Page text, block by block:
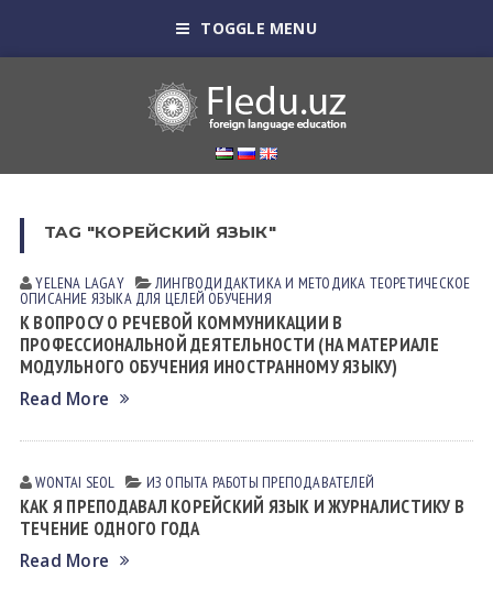
TOGGLE MENU
TAG "КОРЕЙСКИЙ ЯЗЫК"
YELENA LАGАY ЛИНГВОДИДАКТИКА И МЕТОДИКА ТЕОРЕТИЧЕСКОЕ
ОПИСАНИЕ ЯЗЫКА ДЛЯ ЦЕЛЕЙ ОБУЧЕНИЯ
К ВОПРОСУ О РЕЧЕВОЙ КОММУНИКАЦИИ В
ПРОФЕССИОНАЛЬНОЙ ДЕЯТЕЛЬНОСТИ (НА МАТЕРИАЛЕ
МОДУЛЬНОГО ОБУЧЕНИЯ ИНОСТРАННОМУ ЯЗЫКУ)
Read More
WONTAI SEOL ИЗ ОПЫТА РАБОТЫ ПРЕПОДАВАТЕЛЕЙ
КАК Я ПРЕПОДАВАЛ КОРЕЙСКИЙ ЯЗЫК И ЖУРНАЛИСТИКУ В
ТЕЧЕНИЕ ОДНОГО ГОДА
Read More